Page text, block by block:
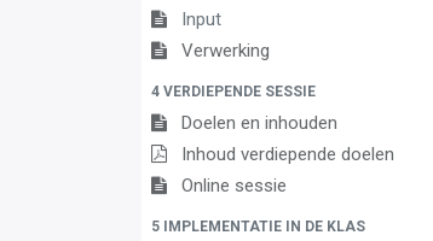
Input
Verwerking
4 VERDIEPENDE SESSIE
Doelen en inhouden
Inhoud verdiepende doelen
Online sessie
5 IMPLEMENTATIE IN DE KLAS